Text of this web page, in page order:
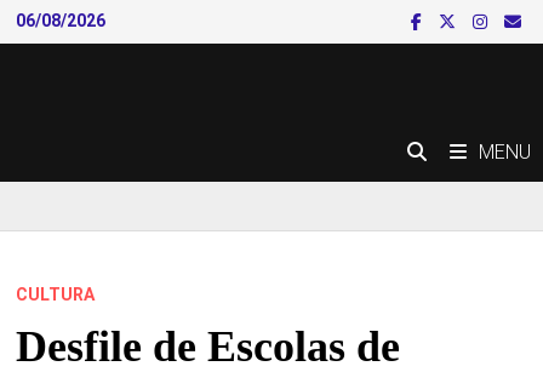
Skip
to
06/08/2026
MENU
CULTURA
Desfile de Escolas de